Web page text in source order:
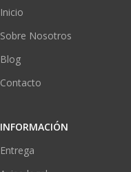
Inicio
Sobre Nosotros
Blog
Contacto
INFORMACIÓN
Entrega